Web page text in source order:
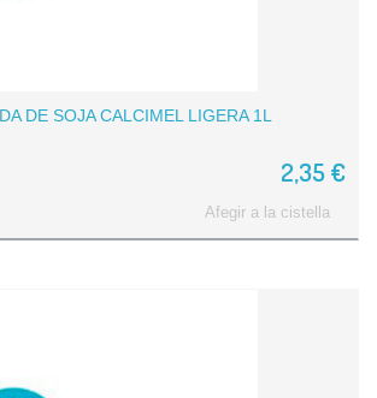
DE SOJA CALCIMEL LIGERA 1L
2,35 €
Afegir a la cistella